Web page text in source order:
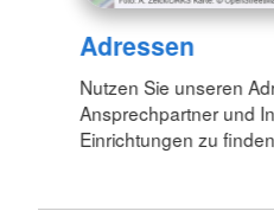
Adressen
Nutzen Sie unseren
Ansprechpartner und
Einrichtungen zu